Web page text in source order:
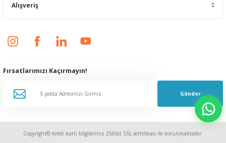
Alışveriş
Fırsatlarımızı Kaçırmayın!
Gönder
Copyright© Kredi kartı bilgileriniz 256bit SSL sertifikası ile korunmaktadır.